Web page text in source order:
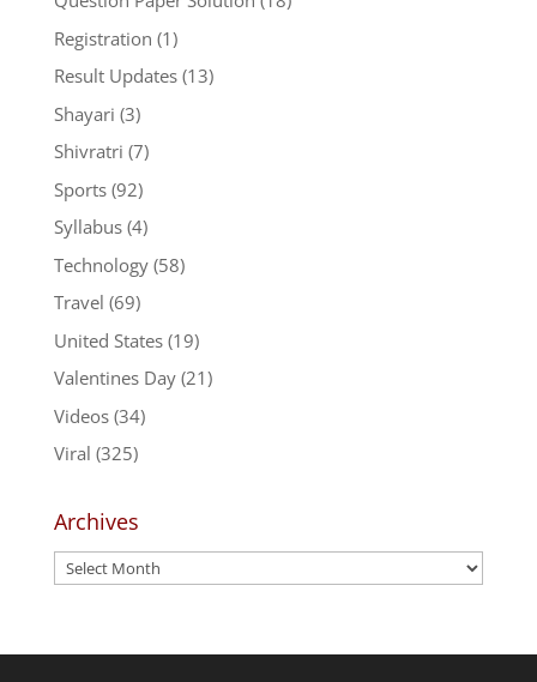
Registration (1)
Result Updates(13)
Shayari (3)
Shivratri (7)
Sports(92)
Syllabus(4)
Technology(58)
Travel (69)
United States(19)
Valentines Day(21)
Videos(34)
Viral (325)
Archives
Archives